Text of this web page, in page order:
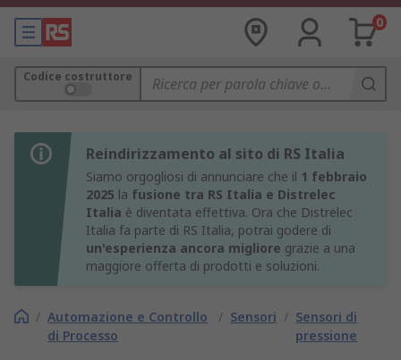
0
Codice costruttore
Reindirizzamento al sito di RS Italia
Siamo orgogliosi di annunciare che il 1 febbraio
2025 la fusione tra RS Italia e Distrelec
Italia è diventata effettiva. Ora che Distrelec
Italia fa parte di RS Italia, potrai godere di
un'esperienza ancora migliore grazie a una
maggiore offerta di prodotti e soluzioni.
/ Automazione e Controllo
di Processo
/ Sensori / Sensori di
pressione